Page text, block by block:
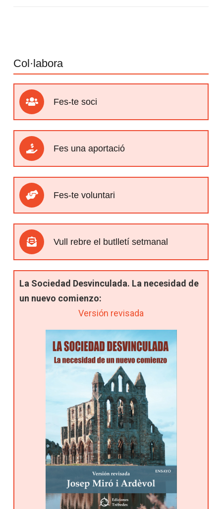
Col·labora
Fes-te soci
Fes una aportació
Fes-te voluntari
Vull rebre el butlletí setmanal
La Sociedad Desvinculada. La necesidad de
un nuevo comienzo:
Versión revisada